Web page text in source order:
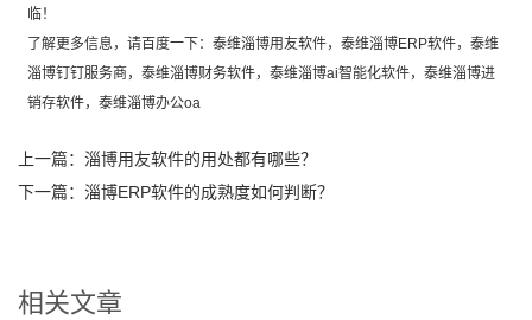
临！
了解更多信息，请百度一下：泰维淄博用友软件，泰维淄博ERP软件，泰维
淄博钉钉服务商 ，泰维淄博财务软件，泰维淄博ai智能化软件，泰维淄博进
销存软件，泰维淄博办公oa
上一篇： 淄博用友软件的用处都有哪些？
下一篇： 淄博ERP软件的成熟度如何判断？
相关文章